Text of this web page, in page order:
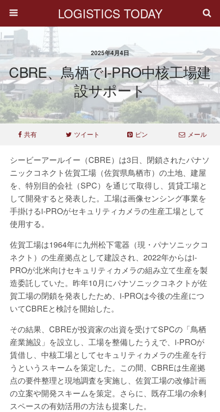
LOGISTICS TODAY
2025年4月4日
CBRE、鳥栖でi-PRO中核工場建
設サポート
共有 ツイート ピン メール
シービーアールイー（CBRE）は3日、閉鎖されたパナソ
ニックコネクト佐賀工場（佐賀県鳥栖市）の土地、建屋
を、特別目的会社（SPC）を通じて取得し、賃貸工場と
して開発すると発表した。工場は画像センシング事業を
手掛けるi-PROがセキュリティカメラの生産工場として
使用する。
佐賀工場は1964年に九州松下電器（現・パナソニックコ
ネクト）の生産拠点として建設され、2022年からはi-
PROが北米向けセキュリティカメラの組み立て生産を製
造委託していた。昨年10月にパナソニックコネクトが佐
賀工場の閉鎖を発表したため、i-PROは今後の生産につ
いてCBREと検討を開始した。
その結果、CBREが投資家の出資を受けてSPCの「鳥栖
産業施設」を設立し、工場を整備したうえで、i-PROが
賃借し、中核工場としてセキュリティカメラの生産を行
うというスキームを策定した。この間、CBREは生産拠
点の要件整理と現地調査を実施し、佐賀工場の改修計画
の立案や開発スキームを策定。さらに、既存工場の余剰
スペースの有効活用の方法も提案した。